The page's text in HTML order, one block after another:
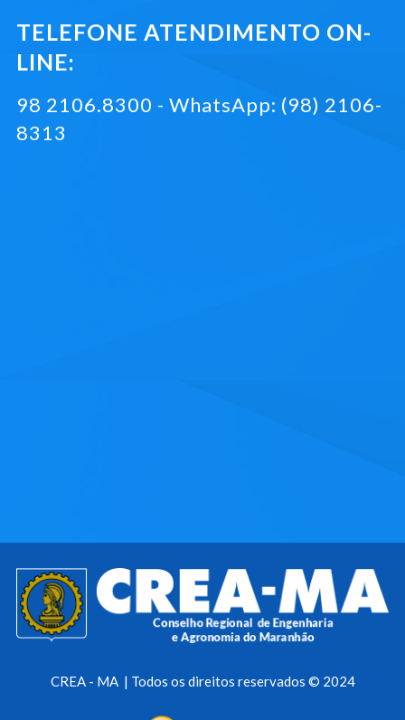
TELEFONE ATENDIMENTO ON-
LINE:
98 2106.8300 - WhatsApp: (98) 2106-
8313
CREA - MA | Todos os direitos reservados © 2024